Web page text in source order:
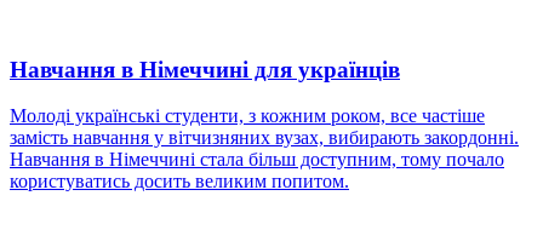
Навчання в Німеччині для українців
Молоді українські студенти, з кожним роком, все частіше
замість навчання у вітчизняних вузах, вибирають закордонні.
Навчання в Німеччині стала більш доступним, тому почало
користуватись досить великим попитом.